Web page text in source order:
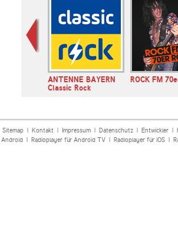
ANTENNE BAYERN
Classic Rock
ROCK FM
Sitemap| Kontakt| Impressum| Datenschutz| Entwickler|
Android| Radioplayer für Android TV| Radioplayer für iOS|